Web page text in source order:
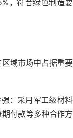
，符合绿色制造要
域市场中占据重要
：采用军工级材料
付款等多种合作方